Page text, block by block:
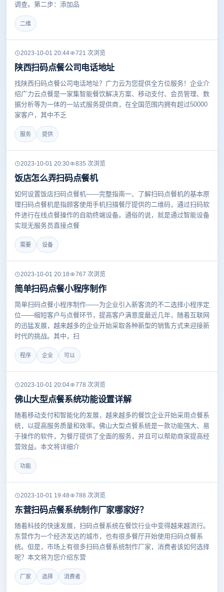
调查。第二步：添加品
二维
2023-10-01 20:44 721 次浏览
陕西扫码点餐公司电话地址
找陕西扫码点餐公司电话地址？广力云为您提供全方位服务！企业介
绍广力云点餐是一家集智能餐饮解决方案、移动支付、会员管理、数
据分析等为一体的一站式服务提供商，在全国范围内拥有超过50000
家客户，其中不乏
服务 提供
2023-10-01 20:30 835 次浏览
饭店怎么弄扫码点餐机
如何设置饭店扫码点餐机——完整指南一、了解扫码点餐机的基本原
理扫码点餐机是指顾客使用手机扫描餐厅提供的二维码，通过扫码软
件进行在线点餐操作的自助终端设备。通俗的说，就是通过智能设备
实现无服务员直接点餐
需要 设备
2023-10-01 20:18 767 次浏览
简单扫码点餐小程序制作
简单扫码点餐小程序制作——为企业引入新客流的不二选择小程序定
位——缩短客户与点餐环节，提高客户满意度最近几年，随着互联网
的迅猛发展，越来越多的企业开始采取各种新型的销售方式来迎接新
时代的挑战。其中，扫
程序 企业 可以
2023-10-01 20:04 778 次浏览
佛山大型点餐系统功能设置详解
随着移动支付和智能化的发展，越来越多的餐饮企业开始采用点餐系
统，以提高服务质量和效率。佛山大型点餐系统是一款功能强大、易
于操作的软件，为餐厅提供了全面的服务，并且可以帮助商家提高经
营效益。本文将详细介
功能
2023-10-01 19:48 788 次浏览
东营扫码点餐系统制作厂家哪家好？
随着科技的快速发展，扫码点餐系统在餐饮行业中变得越来越流行。
东营作为一个经济发达的城市，也有很多餐厅开始使用扫码点餐系
统。但是，市场上有很多扫码点餐系统制作厂家，消费者该如何选择
呢？本文将为您介绍东营
厂家 选择 消费者